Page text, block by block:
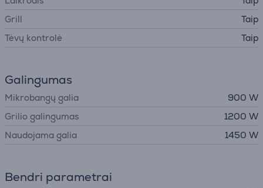
Grill
Taip
Tėvų kontrolė
Taip
Galingumas
Mikrobangų galia
900 W
Grilio galingumas
1200 W
Naudojama galia
1450 W
Bendri parametrai